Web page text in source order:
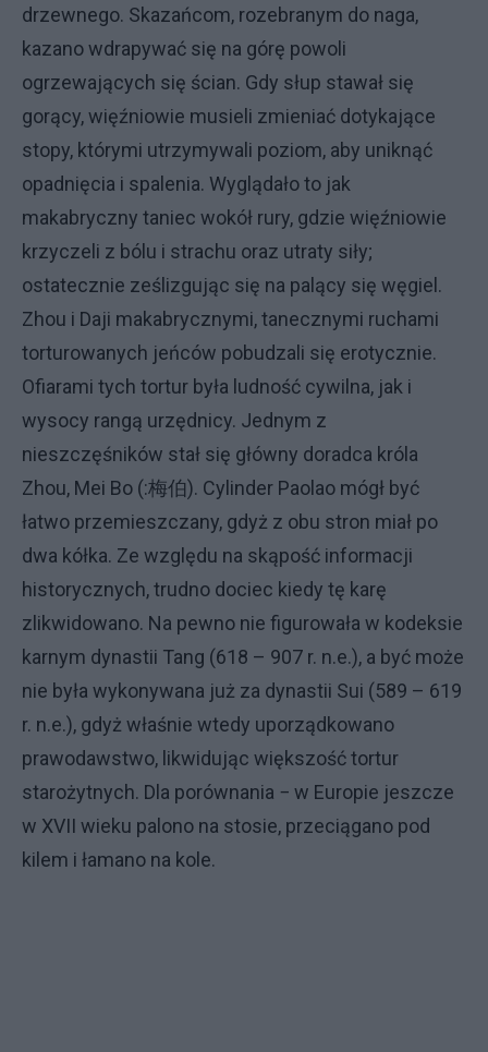
drzewnego. Skazańcom, rozebranym do naga,
kazano wdrapywać się na górę powoli
ogrzewających się ścian. Gdy słup stawał się
gorący, więźniowie musieli zmieniać dotykające
stopy, którymi utrzymywali poziom, aby uniknąć
opadnięcia i spalenia. Wyglądało to jak
makabryczny taniec wokół rury, gdzie więźniowie
krzyczeli z bólu i strachu oraz utraty siły;
ostatecznie ześlizgując się na palący się węgiel.
Zhou i Daji makabrycznymi, tanecznymi ruchami
torturowanych jeńców pobudzali się erotycznie.
Ofiarami tych tortur była ludność cywilna, jak i
wysocy rangą urzędnicy. Jednym z
nieszczęśników stał się główny doradca króla
Zhou, Mei Bo (:梅伯). Cylinder Paolao mógł być
łatwo przemieszczany, gdyż z obu stron miał po
dwa kółka. Ze względu na skąpość informacji
historycznych, trudno dociec kiedy tę karę
zlikwidowano. Na pewno nie figurowała w kodeksie
karnym dynastii Tang (618 – 907 r. n.e.), a być może
nie była wykonywana już za dynastii Sui (589 – 619
r. n.e.), gdyż właśnie wtedy uporządkowano
prawodawstwo, likwidując większość tortur
starożytnych. Dla porównania − w Europie jeszcze
w XVII wieku palono na stosie, przeciągano pod
kilem i łamano na kole.